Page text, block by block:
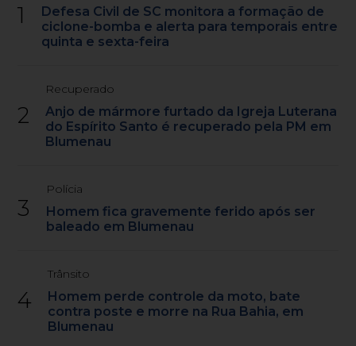
1
Defesa Civil de SC monitora a formação de
ciclone-bomba e alerta para temporais entre
quinta e sexta-feira
2
Recuperado
Anjo de mármore furtado da Igreja Luterana
do Espírito Santo é recuperado pela PM em
Blumenau
3
Polícia
Homem fica gravemente ferido após ser
baleado em Blumenau
4
Trânsito
Homem perde controle da moto, bate
contra poste e morre na Rua Bahia, em
Blumenau